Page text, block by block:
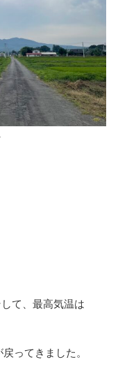
て、最高気温は
ってきました。